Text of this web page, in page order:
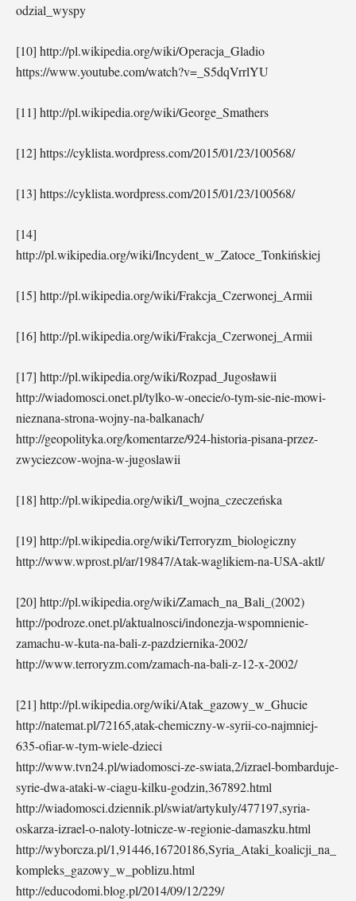
odzial_wyspy
[10] http://pl.wikipedia.org/wiki/Operacja_Gladio
https://www.youtube.com/watch?v=_S5dqVrrlYU
[11] http://pl.wikipedia.org/wiki/George_Smathers
[12] https://cyklista.wordpress.com/2015/01/23/100568/
[13] https://cyklista.wordpress.com/2015/01/23/100568/
[14]
http://pl.wikipedia.org/wiki/Incydent_w_Zatoce_Tonkińskiej
[15] http://pl.wikipedia.org/wiki/Frakcja_Czerwonej_Armii
[16] http://pl.wikipedia.org/wiki/Frakcja_Czerwonej_Armii
[17] http://pl.wikipedia.org/wiki/Rozpad_Jugosławii
http://wiadomosci.onet.pl/tylko-w-onecie/o-tym-sie-nie-mowi-
nieznana-strona-wojny-na-balkanach/
http://geopolityka.org/komentarze/924-historia-pisana-przez-
zwyciezcow-wojna-w-jugoslawii
[18] http://pl.wikipedia.org/wiki/I_wojna_czeczeńska
[19] http://pl.wikipedia.org/wiki/Terroryzm_biologiczny
http://www.wprost.pl/ar/19847/Atak-waglikiem-na-USA-aktl/
[20] http://pl.wikipedia.org/wiki/Zamach_na_Bali_(2002)
http://podroze.onet.pl/aktualnosci/indonezja-wspomnienie-
zamachu-w-kuta-na-bali-z-pazdziernika-2002/
http://www.terroryzm.com/zamach-na-bali-z-12-x-2002/
[21] http://pl.wikipedia.org/wiki/Atak_gazowy_w_Ghucie
http://natemat.pl/72165,atak-chemiczny-w-syrii-co-najmniej-
635-ofiar-w-tym-wiele-dzieci
http://www.tvn24.pl/wiadomosci-ze-swiata,2/izrael-bombarduje-
syrie-dwa-ataki-w-ciagu-kilku-godzin,367892.html
http://wiadomosci.dziennik.pl/swiat/artykuly/477197,syria-
oskarza-izrael-o-naloty-lotnicze-w-regionie-damaszku.html
http://wyborcza.pl/1,91446,16720186,Syria_Ataki_koalicji_na_
kompleks_gazowy_w_poblizu.html
http://educodomi.blog.pl/2014/09/12/229/